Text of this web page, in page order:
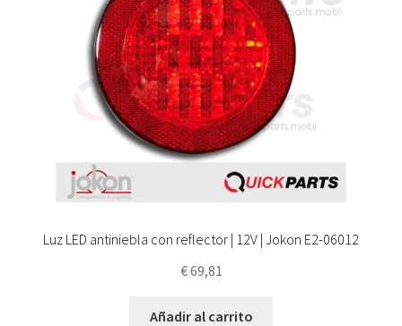
Luz LED antiniebla con reflector | 12V | Jokon E2-06012
€69,81
Añadir al carrito